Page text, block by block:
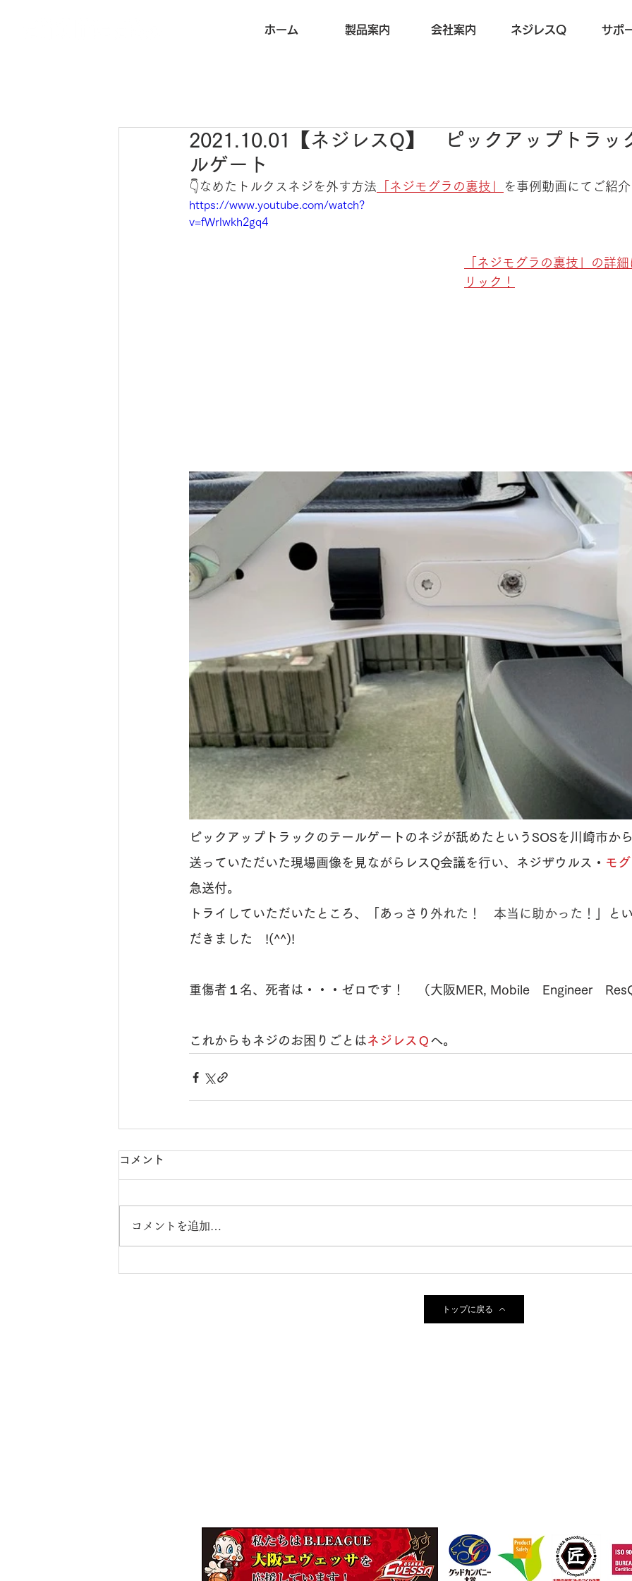
ホーム 製品案内 会社案内 ネジレスQ サポ
2021.10.01【ネジレスQ】 ピックアップトラッ
ルゲート
👇なめたトルクスネジを外す方法 「ネジモグラの裏技」 を事例動画にてご紹
https://www.youtube.com/watch?
v=fWrlwkh2gq4
「ネジモグラの裏技」の詳
リック！
ピックアップトラックのテールゲートのネジが舐めたというSOSを川崎市か
送っていただいた現場画像を見ながらレスQ会議を行い、ネジザウルス・ モ
急送付。
トライしていただいたところ、「あっさり 外れた！　本当に助かった！
」と
だきました　!(^^)!
重傷者１名、死者は・・・ゼロです！　（大阪MER, Mobile　Engineer　
これからもネジのお困りごとはネジレスＱ へ。
コメント
コメントを追加…
トップに戻る